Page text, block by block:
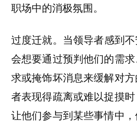
职场中的消极氛围。
过度迁就。 当领导者感到
会想要通过预判他们的需
求或掩饰坏消息来缓解对
者表现得疏离或难以捉摸
让他们参与到某些事情中